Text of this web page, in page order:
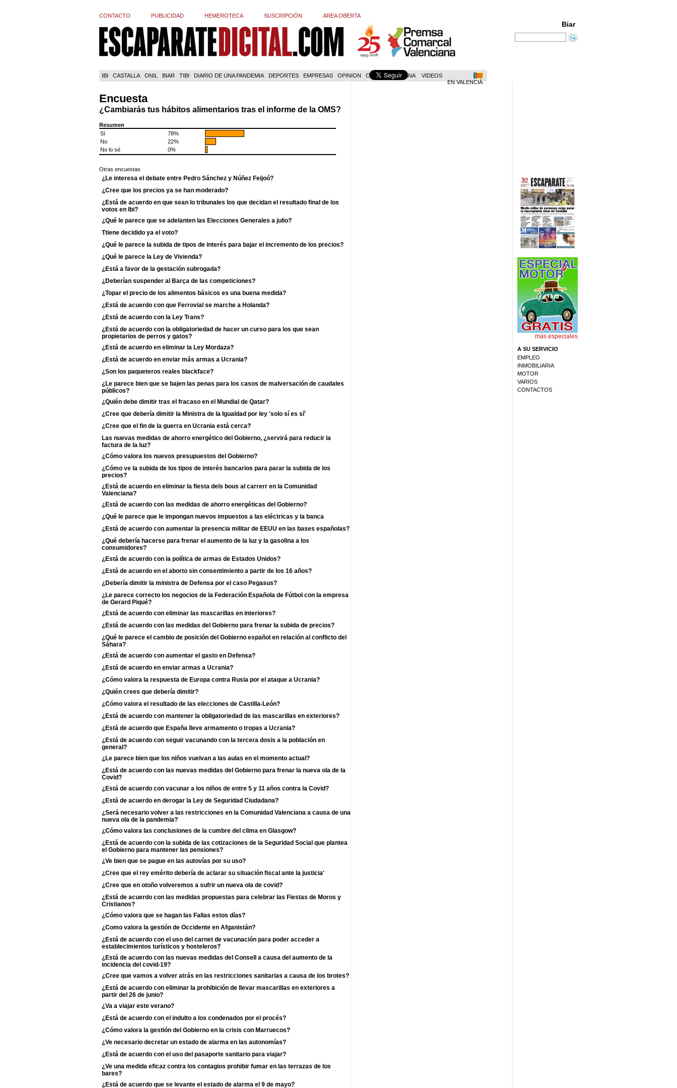
CONTACTO PUBLICIDAD HEMEROTECA SUSCRIPCIÓN AREA OBERTA
Biar
IBI CASTALLA ONIL BIAR TIBI DIARIO DE UNA PANDEMIA DEPORTES EMPRESAS OPINION COM. VALENCIANA
VIDEOS
EN VALENCIÀ
Encuesta
¿Cambiarás tus hábitos alimentarios tras el informe de la OMS?
Resumen
Sí
78%
No
22%
No lo sé
0%
Otras encuestas
¿Le interesa el debate entre Pedro Sánchez y Núñez Feijoó?
¿Cree que los precios ya se han moderado?
¿Está de acuerdo en que sean lo tribunales los que decidan el resultado final de los
votos en Ibi?
¿Qué le parece que se adelanten las Elecciones Generales a julio?
Ttiene decidido ya el voto?
¿Qué le parece la subida de tipos de interés para bajar el incremento de los precios?
¿Qué le parece la Ley de Vivienda?
¿Está a favor de la gestación subrogada?
¿Deberían suspender al Barça de las competiciones?
¿Topar el precio de los alimentos básicos es una buena medida?
¿Está de acuerdo con que Ferrovial se marche a Holanda?
¿Está de acuerdo con la Ley Trans?
¿Está de acuerdo con la obligatoriedad de hacer un curso para los que sean
propietarios de perros y gatos?
¿Está de acuerdo en eliminar la Ley Mordaza?
¿Está de acuerdo en enviar más armas a Ucrania?
¿Son los paqueteros reales blackface?
¿Le parece bien que se bajen las penas para los casos de malversación de caudales
públicos?
¿Quién debe dimitir tras el fracaso en el Mundial de Qatar?
¿Cree que debería dimitir la Ministra de la Igualdad por ley 'solo sí es sí'
¿Cree que el fin de la guerra en Ucrania está cerca?
Las nuevas medidas de ahorro energético del Gobierno, ¿servirá para reducir la
factura de la luz?
¿Cómo valora los nuevos presupuestos del Gobierno?
¿Cómo ve la subida de los tipos de interés bancarios para parar la subida de los
precios?
¿Está de acuerdo en eliminar la fiesta dels bous al carrerr en la Comunidad
Valenciana?
¿Está de acuerdo con las medidas de ahorro energéticas del Gobierno?
¿Qué le parece que le impongan nuevos impuestos a las eléctricas y la banca
¿Está de acuerdo con aumentar la presencia militar de EEUU en las bases españolas?
¿Qué debería hacerse para frenar el aumento de la luz y la gasolina a los
consumidores?
¿Está de acuerdo con la política de armas de Estados Unidos?
¿Está de acuerdo en el aborto sin consentimiento a partir de los 16 años?
¿Debería dimitir la ministra de Defensa por el caso Pegasus?
¿Le parece correcto los negocios de la Federación Española de Fútbol con la empresa
de Gerard Piqué?
¿Está de acuerdo con eliminar las mascarillas en interiores?
¿Está de acuerdo con las medidas del Gobierno para frenar la subida de precios?
¿Qué le parece el cambio de posición del Gobierno español en relación al conflicto del
Sáhara?
¿Está de acuerdo con aumentar el gasto en Defensa?
¿Está de acuerdo en enviar armas a Ucrania?
¿Cómo valora la respuesta de Europa contra Rusia por el ataque a Ucrania?
¿Quién crees que debería dimitir?
¿Cómo valora el resultado de las elecciones de Castilla-León?
¿Está de acuerdo con mantener la obligatoriedad de las mascarillas en exteriores?
¿Está de acuerdo que España lleve armamento o tropas a Ucrania?
¿Está de acuerdo con seguir vacunando con la tercera dosis a la población en
general?
¿Le parece bien que los niños vuelvan a las aulas en el momento actual?
¿Está de acuerdo con las nuevas medidas del Gobierno para frenar la nueva ola de la
Covid?
¿Está de acuerdo con vacunar a los niños de entre 5 y 11 años contra la Covid?
¿Está de acuerdo en derogar la Ley de Seguridad Ciudadana?
¿Será necesario volver a las restricciones en la Comunidad Valenciana a causa de una
nueva ola de la pandemia?
¿Cómo valora las conclusiones de la cumbre del clima en Glasgow?
¿Está de acuerdo con la subida de las cotizaciones de la Seguridad Social que plantea
el Gobierno para mantener las pensiones?
¿Ve bien que se pague en las autovías por su uso?
¿Cree que el rey emérito debería de aclarar su situación fiscal ante la justicia'
¿Cree que en otoño volveremos a sufrir un nueva ola de covid?
¿Está de acuerdo con las medidas propuestas para celebrar las Fiestas de Moros y
Cristianos?
¿Cómo valora que se hagan las Fallas estos días?
¿Como valora la gestión de Occidente en Afganistán?
¿Está de acuerdo con el uso del carnet de vacunación para poder acceder a
establecimientos turísticos y hosteleros?
¿Está de acuerdo con las nuevas medidas del Consell a causa del aumento de la
incidencia del covid-19?
¿Cree que vamos a volver atrás en las restricciones sanitarias a causa de los brotes?
¿Está de acuerdo con eliminar la prohibición de llevar mascarillas en exteriores a
partir del 26 de junio?
¿Va a viajar este verano?
¿Está de acuerdo con el indulto a los condenados por el procés?
¿Cómo valora la gestión del Gobierno en la crisis con Marruecos?
¿Ve necesario decretar un estado de alarma en las autonomías?
¿Está de acuerdo con el uso del pasaporte sanitario para viajar?
¿Ve una medida eficaz contra los contagios prohibir fumar en las terrazas de los
bares?
¿Está de acuerdo que se levante el estado de alarma el 9 de mayo?
más especiales
A SU SERVICIO
EMPLEO
INMOBILIARIA
MOTOR
VARIOS
CONTACTOS